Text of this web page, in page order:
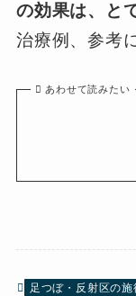
の効果は、と
治療例、参考
あわせて読みたい
足つぼ・反射区の施